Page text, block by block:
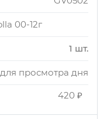
00-12г
1 шт.
просмотра дня
420 ₽